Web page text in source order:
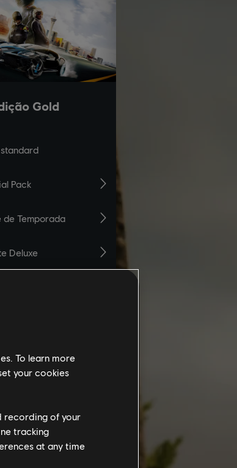
To learn more
your cookies
recording of your
tracking
at any time